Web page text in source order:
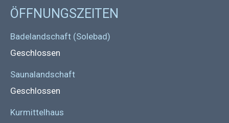
ÖFFNUNGSZEITEN
Badelandschaft (Solebad)
Geschlossen
Saunalandschaft
Geschlossen
Kurmittelhaus